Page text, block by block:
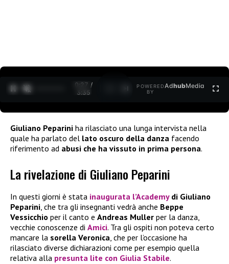
0:28 /
3:35
POWERED
BY
AdhubMedia
Giuliano Peparini ha rilasciato una lunga intervista nella
quale ha parlato del lato oscuro della danza facendo
riferimento ad abusi che ha vissuto in prima persona.
La rivelazione di Giuliano Peparini
In questi giorni è stata inaugurata l’Academydi Giuliano
Peparini, che tra gli insegnanti vedrà anche Beppe
Vessicchio per il canto e Andreas Muller per la danza,
vecchie conoscenze di Amici. Tra gli ospiti non poteva certo
mancare la sorella Veronica, che per l’occasione ha
rilasciato diverse dichiarazioni come per esempio quella
relativa alla presunta lite con Giulia Stabile.